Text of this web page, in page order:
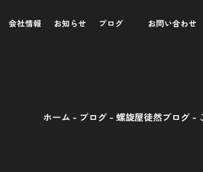
会社情報 お知らせ ブログ お問い合わせ
ホーム ブログ 螺旋屋徒然ブログ